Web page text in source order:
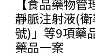
【食品藥物
靜脈注射液(
號)」等9項藥
藥品一案